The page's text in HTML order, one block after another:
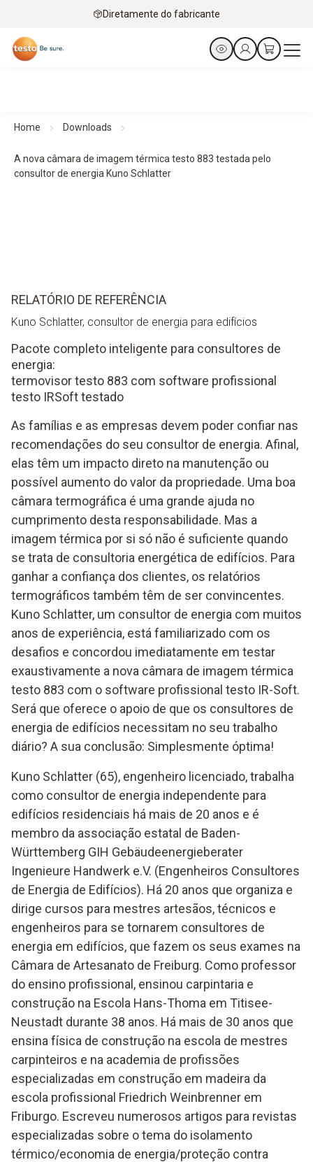
Diretamente do fabricante
Home Downloads
A nova câmara de imagem térmica testo 883 testada pelo
consultor de energia Kuno Schlatter
RELATÓRIO DE REFERÊNCIA
Kuno Schlatter, consultor de energia para edifícios
Pacote completo inteligente para consultores de
energia:
termovisor testo 883 com software profissional
testo IRSoft testado
As famílias e as empresas devem poder confiar nas
recomendações do seu consultor de energia. Afinal,
elas têm um impacto direto na manutenção ou
possível aumento do valor da propriedade. Uma boa
câmara termográfica é uma grande ajuda no
cumprimento desta responsabilidade. Mas a
imagem térmica por si só não é suficiente quando
se trata de consultoria energética de edifícios. Para
ganhar a confiança dos clientes, os relatórios
termográficos também têm de ser convincentes.
Kuno Schlatter, um consultor de energia com muitos
anos de experiência, está familiarizado com os
desafios e concordou imediatamente em testar
exaustivamente a nova câmara de imagem térmica
testo 883 com o software profissional testo IR-Soft.
Será que oferece o apoio de que os consultores de
energia de edifícios necessitam no seu trabalho
diário? A sua conclusão: Simplesmente óptima!
Kuno Schlatter (65), engenheiro licenciado, trabalha
como consultor de energia independente para
edifícios residenciais há mais de 20 anos e é
membro da associação estatal de Baden-
Württemberg GIH Gebäudeenergieberater
Ingenieure Handwerk e.V. (Engenheiros Consultores
de Energia de Edifícios). Há 20 anos que organiza e
dirige cursos para mestres artesãos, técnicos e
engenheiros para se tornarem consultores de
energia em edifícios, que fazem os seus exames na
Câmara de Artesanato de Freiburg. Como professor
do ensino profissional, ensinou carpintaria e
construção na Escola Hans-Thoma em Titisee-
Neustadt durante 38 anos. Há mais de 30 anos que
ensina física de construção na escola de mestres
carpinteiros e na academia de profissões
especializadas em construção em madeira da
escola profissional Friedrich Weinbrenner em
Friburgo. Escreveu numerosos artigos para revistas
especializadas sobre o tema do isolamento
térmico/economia de energia/proteção contra